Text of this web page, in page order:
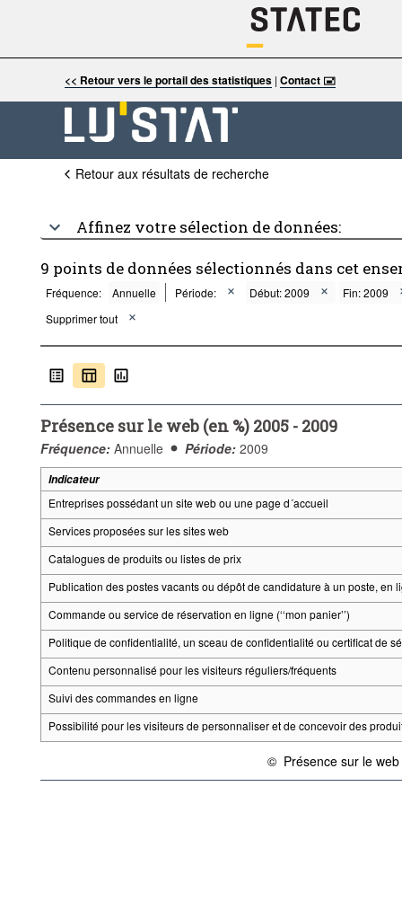
<< Retour vers le portail des statistiques| Contact 🖃
Retour aux résultats de recherche
Affinez votre sélection de données:
9 points de données sélectionnés dans cet
Fréquence: Annuelle Période: Début: 2009
Fin: 2009
Supprimer tout
Présence sur le web (en %) 2005 - 2009
Fréquence: Annuelle Période: 2009
Indicateur
Entreprises possédant un site web ou une page d´accueil
Services proposées sur les sites web
Catalogues de produits ou listes de prix
Publication des postes vacants ou dépôt de candidature à un poste, en
Commande ou service de réservation en ligne (‘‘mon panier’’)
Politique de confidentialité, un sceau de confidentialité ou certificat de
Contenu personnalisé pour les visiteurs réguliers/fréquents
Suivi des commandes en ligne
Possibilité pour les visiteurs de personnaliser et de concevoir des
©
{link} Conditions
Présence sur le